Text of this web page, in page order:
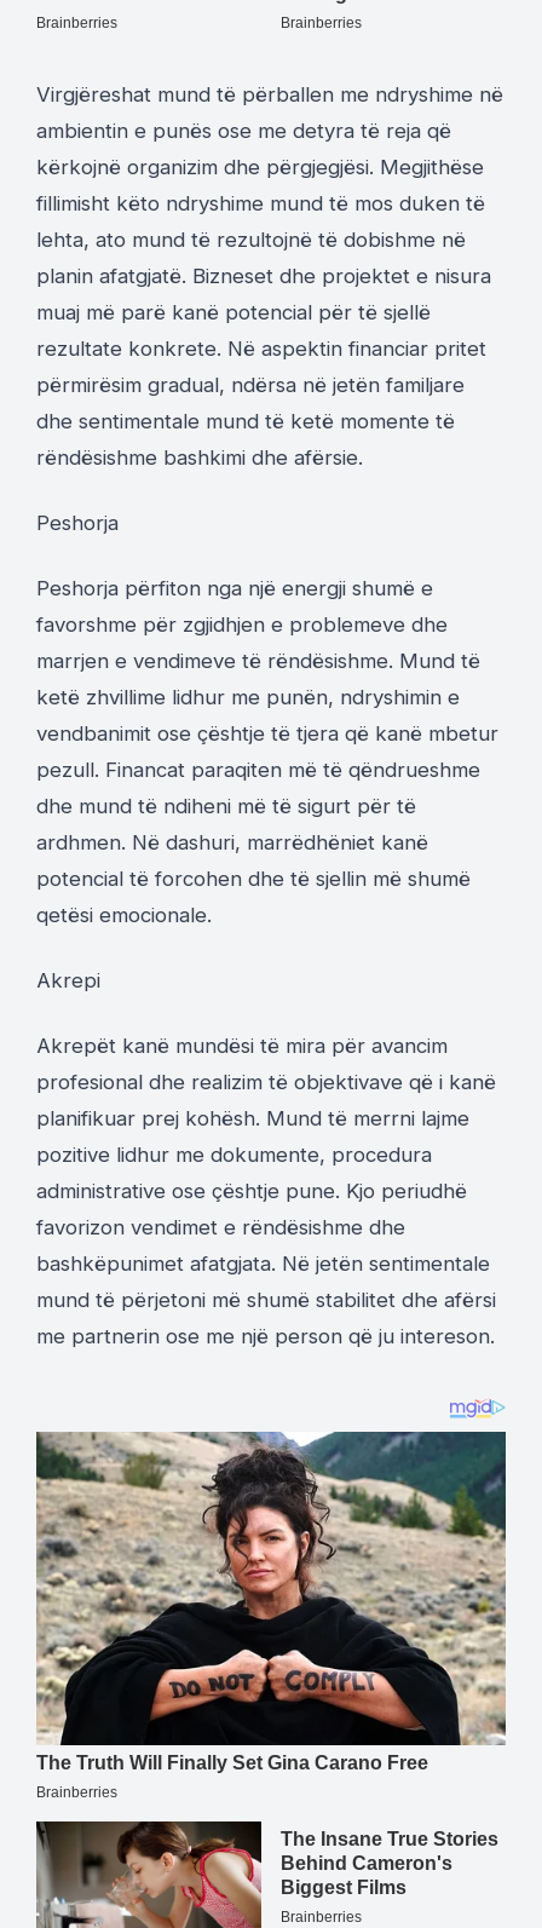
Virgjëreshat mund të përballen me ndryshime në
ambientin e punës ose me detyra të reja që
kërkojnë organizim dhe përgjegjësi. Megjithëse
fillimisht këto ndryshime mund të mos duken të
lehta, ato mund të rezultojnë të dobishme në
planin afatgjatë. Bizneset dhe projektet e nisura
muaj më parë kanë potencial për të sjellë
rezultate konkrete. Në aspektin financiar pritet
përmirësim gradual, ndërsa në jetën familjare
dhe sentimentale mund të ketë momente të
rëndësishme bashkimi dhe afërsie.
Peshorja
Peshorja përfiton nga një energji shumë e
favorshme për zgjidhjen e problemeve dhe
marrjen e vendimeve të rëndësishme. Mund të
ketë zhvillime lidhur me punën, ndryshimin e
vendbanimit ose çështje të tjera që kanë mbetur
pezull. Financat paraqiten më të qëndrueshme
dhe mund të ndiheni më të sigurt për të
ardhmen. Në dashuri, marrëdhëniet kanë
potencial të forcohen dhe të sjellin më shumë
qetësi emocionale.
Akrepi
Akrepët kanë mundësi të mira për avancim
profesional dhe realizim të objektivave që i kanë
planifikuar prej kohësh. Mund të merrni lajme
pozitive lidhur me dokumente, procedura
administrative ose çështje pune. Kjo periudhë
favorizon vendimet e rëndësishme dhe
bashkëpunimet afatgjata. Në jetën sentimentale
mund të përjetoni më shumë stabilitet dhe afërsi
me partnerin ose me një person që ju intereson.